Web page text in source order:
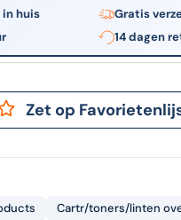
in huis
Gratis
14 dagen
Zet op
Cartr/toners/linten